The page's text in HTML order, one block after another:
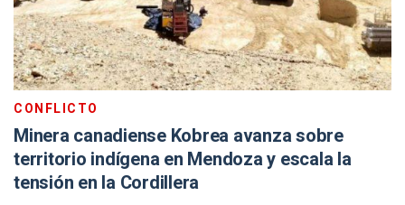
CONFLICTO
Minera canadiense Kobrea avanza sobre
territorio indígena en Mendoza y escala la
tensión en la Cordillera